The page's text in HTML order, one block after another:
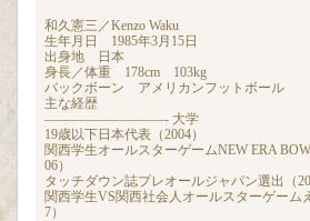
和久憲三／Kenzo Waku
生年月日 1985年3月15日
出身地 日本
身長／体重 178cm 103kg
バックボーン アメリカンフットボール
主な経歴
—————————- 大学
19歳以下日本代表（2004）
関西学生オールスターゲームNEW ERA
06）
タッチダウン誌プレオールジャパン選出（
関西学生VS関西社会人オールスターゲーム
7）